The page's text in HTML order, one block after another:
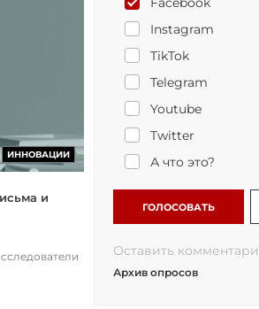
ИННОВАЦИИ
и
Instagram
TikTok
Telegram
Youtube
Twitter
А что это?
ГОЛОСОВАТЬ
Оставить
Архив опросов